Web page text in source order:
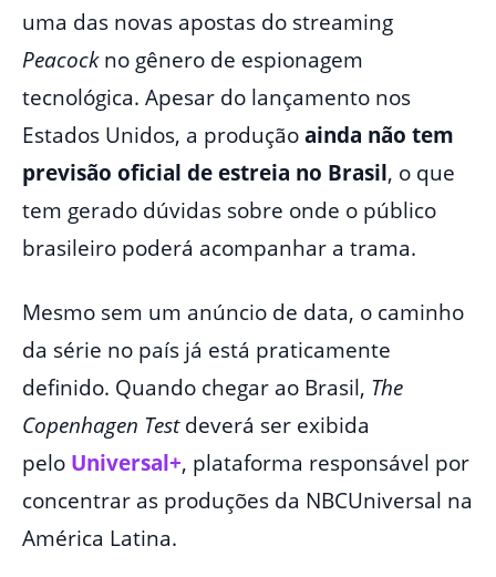
uma das novas apostas do streaming
Peacockno gênero de espionagem
tecnológica. Apesar do lançamento nos
Estados Unidos, a produçãoainda não tem
previsão oficial de estreia no Brasil, o que
tem gerado dúvidas sobre onde o público
brasileiro poderá acompanhar a trama.
Mesmo sem um anúncio de data, o caminho
da série no país já está praticamente
definido. Quando chegar ao Brasil, The
Copenhagen Testdeverá ser exibida
pelo Universal+, plataforma responsável por
concentrar as produções da NBCUniversal na
América Latina.